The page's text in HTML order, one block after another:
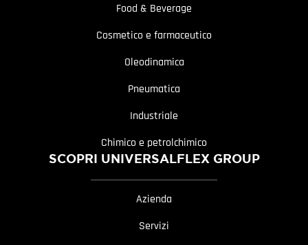
Food & Beverage
Cosmetico e farmaceutico
Oleodinamica
Pneumatica
Industriale
Chimico e petrolchimico
SCOPRI UNIVERSALFLEX GROUP
Azienda
Servizi